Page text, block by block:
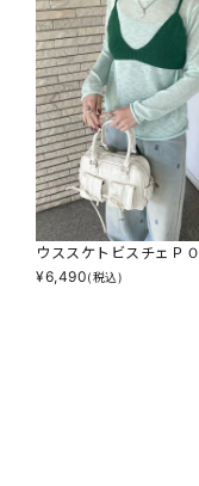
ウススケトビスチェＰＯ
¥6,490(税込)